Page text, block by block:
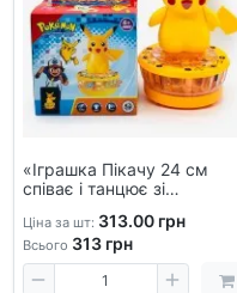
«Іграшка Пікачу 24 см
співає і танцює зі
інтерактивна, пластикова з
LED-ефектами»
Ціна за шт: 313.00 грн
Всього 313грн